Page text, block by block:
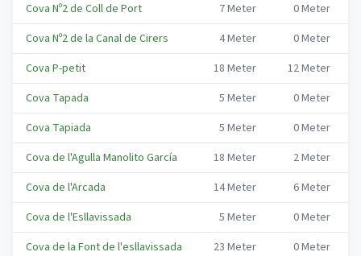
Cova Nº2 de Coll de Port
7Meter 0Meter
Cova Nº2 de la Canal de Cirers
4Meter 0Meter
Cova P-petit
18 Meter 12Meter
Cova Tapada
5 Meter 0Meter
Cova Tapiada
5 Meter 0Meter
Cova de l'Agulla Manolito García
18 Meter 2Meter
Cova de l'Arcada
14Meter 6Meter
Cova de l'Esllavissada
5 Meter 0Meter
Cova de la Font de l'esllavissada
23 Meter 0Meter